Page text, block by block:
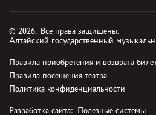
© 2026. Все права защищены.
Алтайский государственный
Правила приобретения и возврата
Правила посещения театра
Политика конфиденциальности
Разработка сайта: Полезные системы